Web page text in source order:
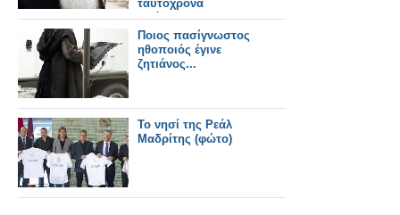
ταυτόχρονα
υπάλληλος της
Deutsche Telecom
πληρώνετε από το
δημόσιο!
Ποιος πασίγνωστος
ηθοποιός έγινε
ζητιάνος...
Το νησί της Ρεάλ
Μαδρίτης (φώτο)